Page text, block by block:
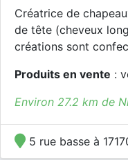
Créatrice de
de tête (cheveux
créations sont
Produits en vente :
Environ 27.2 km de
5 rue basse à